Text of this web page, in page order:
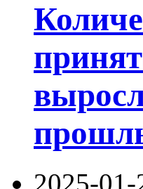
2025-01-